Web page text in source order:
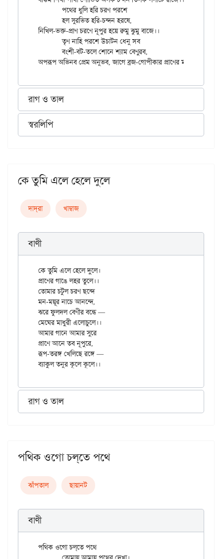
	হল সুরভিত হরি-চন্দন হরষে,
নিখিল-ভক্ত-প্রাণ চরণে নূপুর হয়ে রুমু ঝুমু বাজে।।
	তৃণ নাহি পরশে উচাটন ধেনু সব
	বংশী-বট-তলে শোনে শ্যাম বেণুরব,
রাগ ও তাল
স্বরলিপি
কে তুমি এলে হেলে দুলে
দাদ্‌রা খাম্বাজ
বাণী
কে তুমি এলে হেলে দুলে।
প্রাণের গাঙে লহর তুলে।।
তোমার চটুল চরণ ছন্দে
মন-ময়ূর নাচে আনন্দে,
ঝরে ফুলদল বেণীর বন্ধে —
মেঘের মাধুরী এলোচুলে।।
আমার গানে আমার সুরে
প্রাণে আনে তব নূপুরে,
রূপ-তরঙ্গ খেলিছে রঙ্গে —
রাগ ও তাল
পথিক ওগো চল্‌তে পথে
ঝাঁপতাল ছায়ানট
বাণী
পথিক ওগো চল্‌তে পথে